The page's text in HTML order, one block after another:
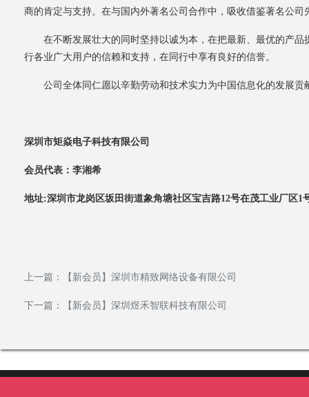
商的肯定与支持。在与国内外著名公司合作中，吸收借鉴著名公
在不断发展壮大的同时坚持以诚为本，在把最新、最优的产
行各业广大用户的信赖和支持，在同行中享有良好的信誉。
公司全体同仁愿以辛勤劳动和技术实力为中国信息化的发展贡
深圳市矩焱电子科技有限公司
会员代表：李湘希
地址:深圳市龙岗区坂田街道象角塘社区宝吉路12号在茂工业厂区1
上一篇： 【新会员】深圳市精致网络设备有限公司
下一篇： 【新会员】深圳煜禾智联科技有限公司